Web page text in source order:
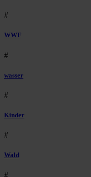
#
WWF
#
wasser
#
Kinder
#
Wald
#